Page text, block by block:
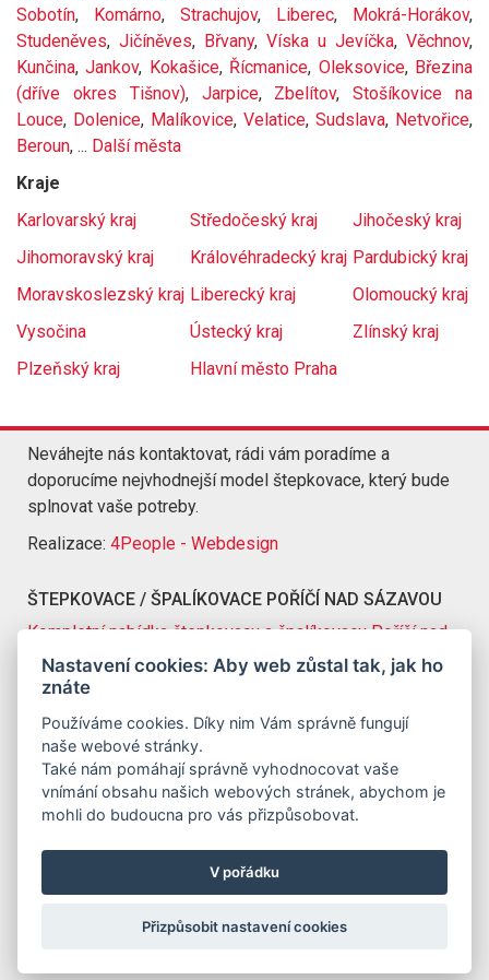
Sobotín, Komárno, Strachujov, Liberec, Mokrá-Horákov,
Studeněves, Jičíněves, Břvany, Víska u Jevíčka, Věchnov,
Kunčina,Jankov, Kokašice, Řícmanice, Oleksovice, Březina
(dříve okres Tišnov), Jarpice, Zbelítov,Stošíkovice na
Louce, Dolenice, Malíkovice, Velatice, Sudslava, Netvořice,
Beroun, ... Další města
Kraje
Karlovarský kraj
Středočeský kraj
Jihočeský kraj
Jihomoravský kraj
Královéhradecký kraj Pardubický kraj
Moravskoslezský kraj Liberecký kraj
Olomoucký kraj
Vysočina
Ústecký kraj
Zlínský kraj
Plzeňský kraj
Hlavní město Praha
Neváhejte nás kontaktovat, rádi vám poradíme a
doporucíme nejvhodnejší model štepkovace, který bude
splnovat vaše potreby.
Realizace: 4People - Webdesign
ŠTEPKOVACE / ŠPALÍKOVACE POŘÍČÍ NAD SÁZAVOU
Kompletní nabídka štepkovacu a špalíkovacu Poříčí nad
Sázavou
Jirbo s.r.o.
ICO: 07081154
c.p. 27, 565 01 Svatý Jirí
Nastavení cookies: Aby web zůstal tak, jak ho
znáte
Používáme cookies. Díky nim Vám správně fungují
naše webové stránky.
Také nám pomáhají správně vyhodnocovat vaše
vnímání obsahu našich webových stránek, abychom je
mohli do budoucna pro vás přizpůsobovat.
V pořádku
Přizpůsobit nastavení cookies